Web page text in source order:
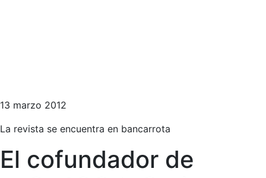
13 marzo 2012
La revista se encuentra en bancarrota
El cofundador de